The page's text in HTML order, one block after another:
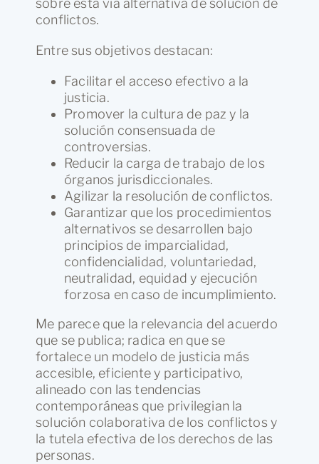
sobre esta vía alternativa de solución de
conflictos.
Entre sus objetivos destacan:
Facilitar el acceso efectivo a la
justicia.
Promover la cultura de paz y la
solución consensuada de
controversias.
Reducir la carga de trabajo de los
órganos jurisdiccionales.
Agilizar la resolución de conflictos.
Garantizar que los procedimientos
alternativos se desarrollen bajo
principios de imparcialidad,
confidencialidad, voluntariedad,
neutralidad, equidad y ejecución
forzosa en caso de incumplimiento.
Me parece que la relevancia del acuerdo
que se publica; radica en que se
fortalece un modelo de justicia más
accesible, eficiente y participativo,
alineado con las tendencias
contemporáneas que privilegian la
solución colaborativa de los conflictos y
la tutela efectiva de los derechos de las
personas.